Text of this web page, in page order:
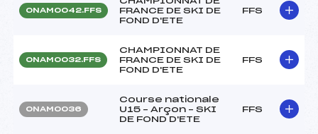
ONAM0042.FFS
FRANCE DE SKI DE
FOND D'ETE
FFS
ONAM0032.FFS
CHAMPIONNAT DE
FRANCE DE SKI DE
FOND D'ETE
FFS
ONAM0036
Course nationale
U15 – Arçon – SKI
DE FOND D'ETE
FFS